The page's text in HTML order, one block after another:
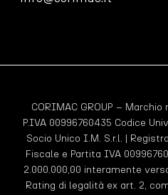
CORIMAC GROUP –
P.IVA 00996760435 Codice
Socio Unico I.M. S.r.l. |
Fiscale e Partita IVA
2.000.000,00 interamente
Rating di legalità ex art. 2,